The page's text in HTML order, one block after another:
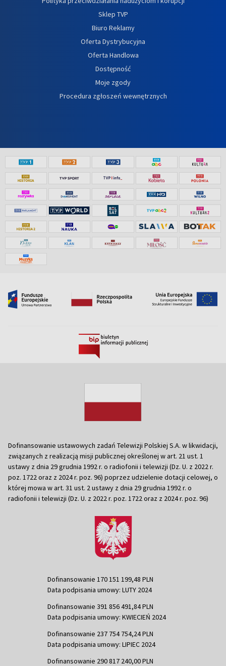
Sklep TVP
Biuro Reklamy
Oferta Dystrybucyjna
Oferta Handlowa
Dostępność
Moje zgody
Procedura zgłoszeń wewnętrznych
Dofinansowanie ustawowych zadań Telewizji Polskiej S.A. w likwidacji,
związanych z realizacją misji publicznej określonej w art. 21 ust. 1
ustawy z dnia 29 grudnia 1992 r. o radiofonii i telewizji (Dz. U. z 2022 r.
poz. 1722 oraz z 2024 r. poz. 96) poprzez udzielenie dotacji celowej, o
której mowa w art. 31 ust. 2 ustawy z dnia 29 grudnia 1992 r. o
radiofonii i telewizji (Dz. U. z 2022 r. poz. 1722 oraz z 2024 r. poz. 96)
Dofinansowanie 170 151 199,48 PLN
Data podpisania umowy: LUTY 2024
Dofinansowanie 391 856 491,84 PLN
Data podpisania umowy: KWIECIEŃ 2024
Dofinansowanie 237 754 754,24 PLN
Data podpisania umowy: LIPIEC 2024
Dofinansowanie 290 817 240,00 PLN